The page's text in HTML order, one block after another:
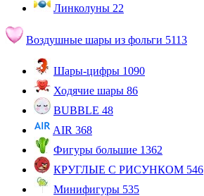
Линколуны 22
Воздушные шары из фольги 5113
Шары-цифры 1090
Ходячие шары 86
BUBBLE 48
AIR 368
Фигуры большие 1362
КРУГЛЫЕ С РИСУНКОМ 546
Минифигуры 535